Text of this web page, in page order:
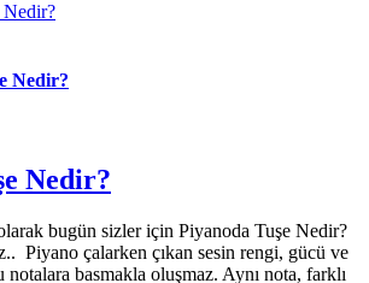
Nedir?
Nedir?
Nedir?
bugün sizler için Piyanoda Tuşe Nedir?
Piyano çalarken çıkan sesin rengi, gücü ve
notalara basmakla oluşmaz. Aynı nota, farklı